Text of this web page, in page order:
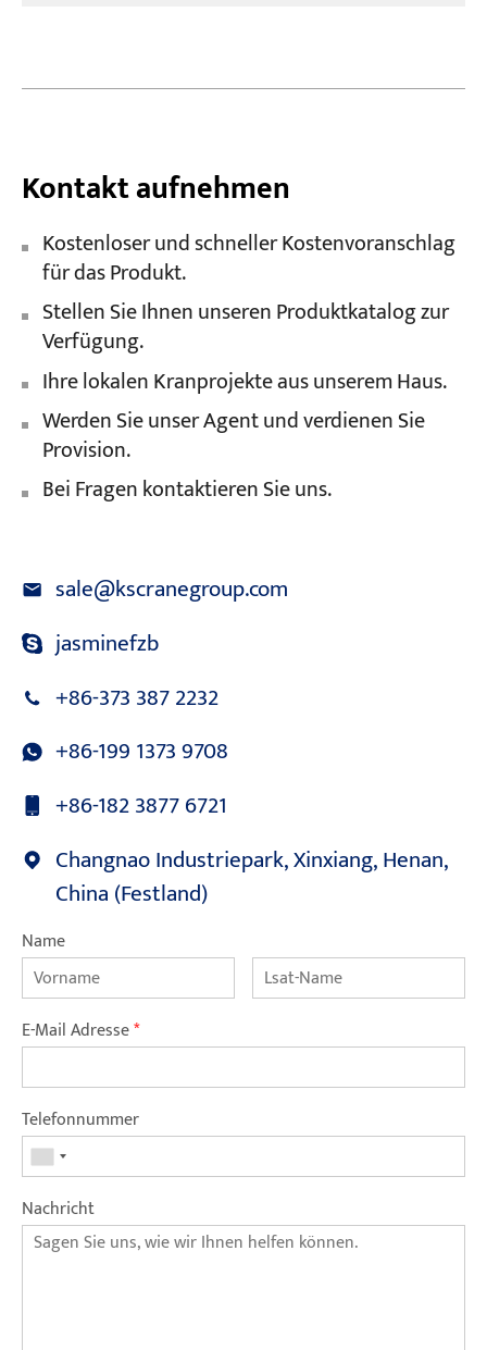
Kontakt aufnehmen
Kostenloser und schneller Kostenvoranschlag
für das Produkt.
Stellen Sie Ihnen unseren Produktkatalog zur
Verfügung.
Ihre lokalen Kranprojekte aus unserem Haus.
Werden Sie unser Agent und verdienen Sie
Provision.
Bei Fragen kontaktieren Sie uns.
sale@kscranegroup.com
jasminefzb
+86-373 387 2232
+86-199 1373 9708
+86-182 3877 6721
Changnao Industriepark, Xinxiang, Henan,
China (Festland)
Name
E-Mail Adresse*
Telefonnummer
Nachricht